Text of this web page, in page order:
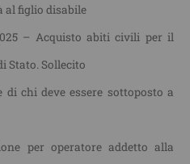
al figlio disabile
– Acquisto abiti civili per il
Stato. Sollecito
di chi deve essere sottoposto a
per operatore addetto alla